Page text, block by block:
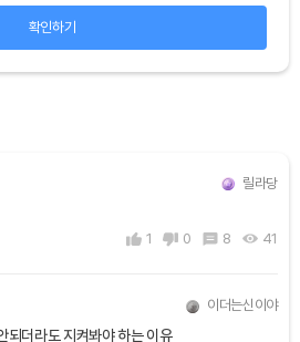
확인하기
릴라당
1 0 8 41
이더는신이야
되더라도 지켜봐야 하는 이유